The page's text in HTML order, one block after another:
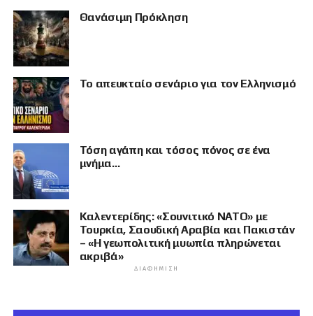
Θανάσιμη Πρόκληση
Το απευκταίο σενάριο για τον Ελληνισμό
Τόση αγάπη και τόσος πόνος σε ένα
μνήμα…
Καλεντερίδης: «Σουνιτικό ΝΑΤΟ» με
Τουρκία, Σαουδική Αραβία και Πακιστάν
– «Η γεωπολιτική μυωπία πληρώνεται
ακριβά»
ΔΙΑΦΉΜΙΣΗ